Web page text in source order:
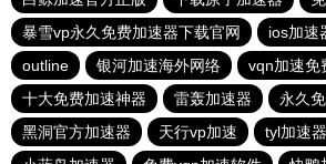
暴雪vp永久免费加速器下载官网
ios加速
outline
银河加速海外网络
vqn加速免
十大免费加速神器
雷轰加速器
永久
黑洞官方加速器
天行vp加速
tyl加速